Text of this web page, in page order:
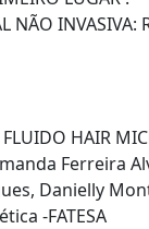
NÃO INVASIVA:
HAIR
Ferreira
Danielly
-FATESA